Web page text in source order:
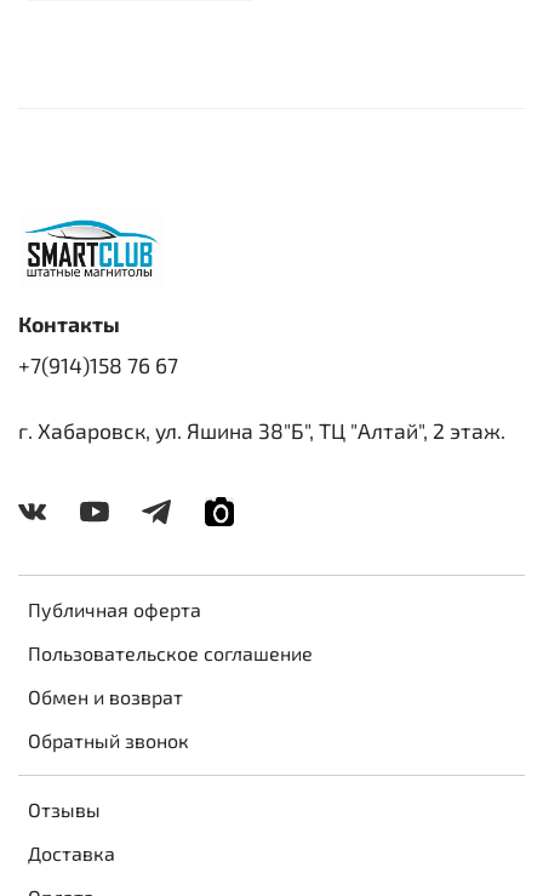
Публичная оферта
Пользовательское соглашение
Обмен и возврат
Обратный звонок
Отзывы
Доставка
Контакты
+7(914)158 76 67
г. Хабаровск, ул. Яшина 38"Б", ТЦ "Алтай", 2 этаж.